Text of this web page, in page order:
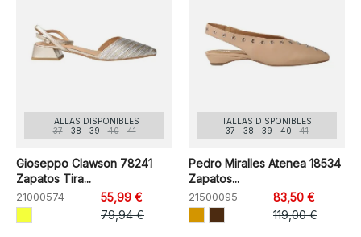
TALLAS DISPONIBLES
37
38 39 40 41
Gioseppo Clawson 78241
Zapatos Tira...
21000574
55,99 €
79,94 €
TALLAS DISPONIBLES
37
38 39 40 41
Pedro Miralles Atenea 18534
Zapatos...
21500095
83,50 €
119,00 €